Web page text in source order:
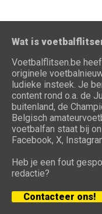
Wat is
Voetbalflitsen.be
originele
ludieke insteek. Je
content rond o.a. de
buitenland, de
Belgisch
voetbalfan staat bij
Facebook, X,
Heb je een fout
redactie?
Contacteer ons!